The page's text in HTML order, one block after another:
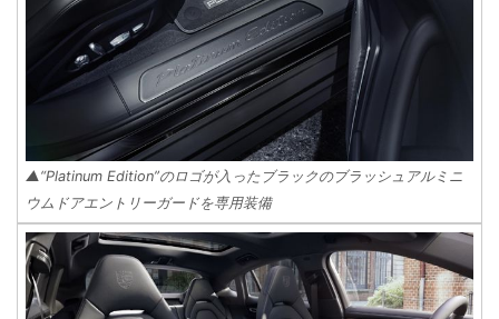
▲“Platinum Edition”のロゴが入ったブラックのブラッシュアルミニ
ウムドアエントリーガードを専用装備